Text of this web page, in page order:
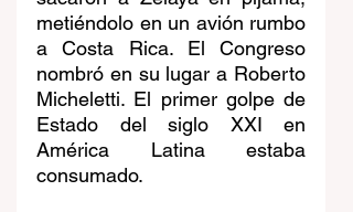
metiéndolo en un avión rumbo
a Costa Rica. El Congreso
nombró en su lugar a Roberto
Micheletti. El primer golpe de
Estado del siglo XXI en
América Latina estaba
consumado.